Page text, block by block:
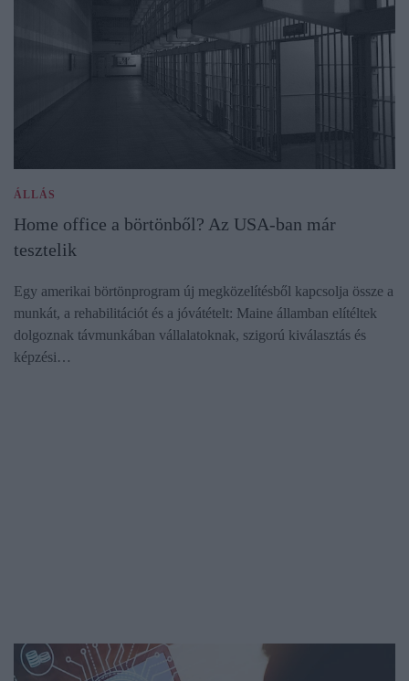
ÁLLÁS
Home office a börtönből? Az USA-ban már
tesztelik
Egy amerikai börtönprogram új megközelítésből kapcsolja össze a
munkát, a rehabilitációt és a jóvátételt: Maine államban elítéltek
dolgoznak távmunkában vállalatoknak, szigorú kiválasztás és
képzési…